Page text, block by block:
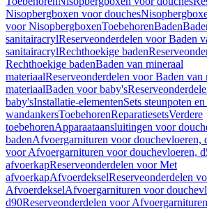
Nisopbergboxen voor douches
voor NisopbergboxenToebehorenBaden
sanitairacrylReserveonderdelen voor Baden
sanitairacrylRechthoekige baden
Rechthoekige badenBaden van mineraal
materiaalReserveonderdelen voor Baden van
materiaalBaden voor baby's
baby'sInstallatie-elementenSets steunpoten
wandankersToebehorenReparatiesetsVerdere
toebehorenApparaataansluitingen voor
badenAfvoergarnituren voor douchevloeren,
voor Afvoergarnituren voor douchevloeren,
afvoerkapReserveonderdelen voor Met
afvoerkapAfvoerdekselReserveonderdelen
AfvoerdekselAfvoergarnituren voor
d90Reserveonderdelen voor